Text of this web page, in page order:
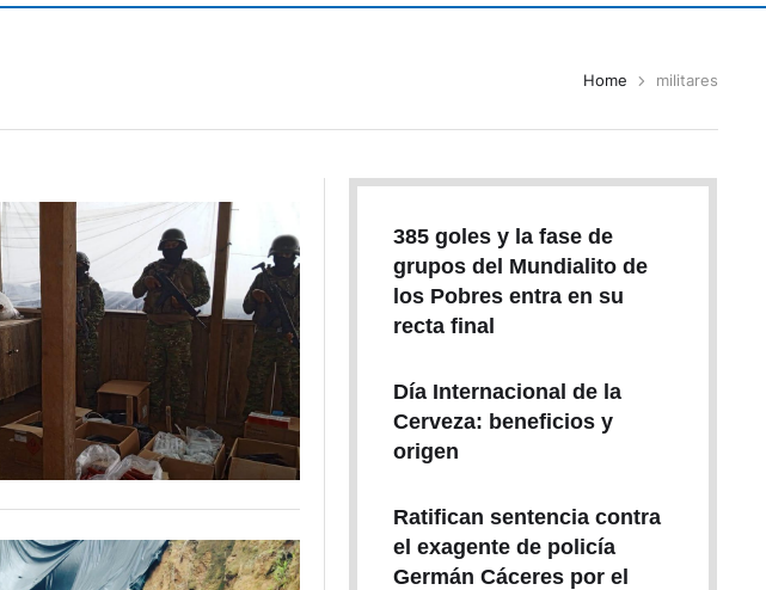
Home militares
385 goles y la fase de
grupos del Mundialito de
los Pobres entra en su
recta final
Día Internacional de la
Cerveza: beneficios y
origen
Ratifican sentencia contra
el exagente de policía
Germán Cáceres por el